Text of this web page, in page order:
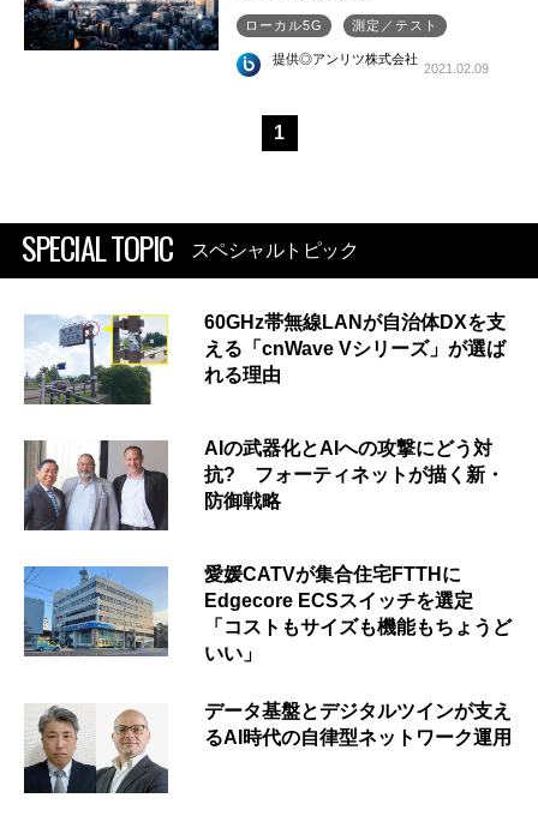
ローカル5G 測定／テスト
提供◎アンリツ株式会社
2021.02.09
1
SPECIAL TOPIC スペシャルトピック
60GHz帯無線LANが自治体DXを支
える「cnWave Vシリーズ」が選ば
れる理由
AIの武器化とAIへの攻撃にどう対
抗? フォーティネットが描く新・
防御戦略
愛媛CATVが集合住宅FTTHに
Edgecore ECSスイッチを選定
「コストもサイズも機能もちょうど
いい」
データ基盤とデジタルツインが支え
るAI時代の自律型ネットワーク運用